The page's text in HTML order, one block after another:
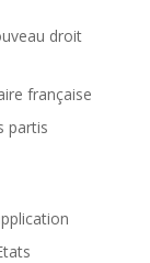
droit
française
partis